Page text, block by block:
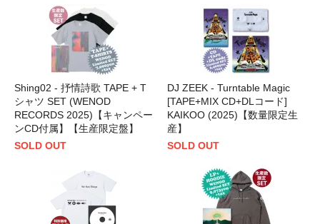
Shing02 - 抒情詩歌 TAPE + T
シャツ SET (WENOD
RECORDS 2025)【キャンペー
ンCD付属】【生産限定盤】
SOLD OUT
DJ ZEEK - Turntable Magic
[TAPE+MIX CD+DLコード]
KAIKOO (2025)【数量限定生
産】
SOLD OUT